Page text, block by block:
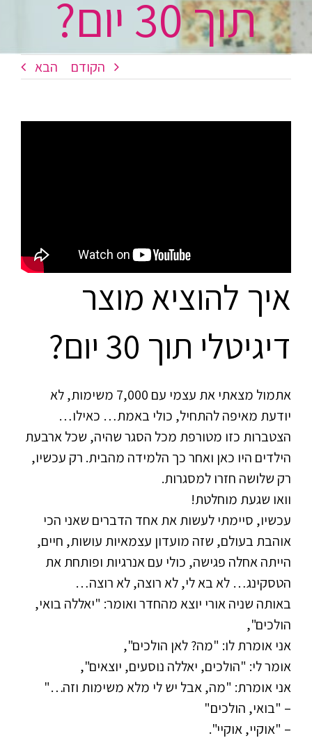
תוך 30 יום?
הקודם הבא
איך להוציא מוצר
דיגיטלי תוך 30 יום?
אתמול מצאתי את עצמי עם 7,000 משימות, לא
יודעת מאיפה להתחיל, כולי באמת… כאילו…
הצטברות כזו מטורפת מכל הסגר שהיה, שכל ארבעת
הילדים היו כאן ואחר כך הלמידה מהבית. רק עכשיו,
רק שלושה חזרו למסגרות.
וואו שגעת מוחלטת!
עכשיו, סיימתי לעשות את אחד הדברים שאני הכי
אוהבת בעולם, שזה מועדון עצמאיות עושות, חיים,
הייתה אחלה פגישה, כולי עם אנרגיות ופותחת את
הטסקינג… לא בא לי, לא רוצה, לא רוצה…
באותה שניה אורי יוצא מהחדר ואומר: "יאללה בואי,
הולכים",
אני אומרת לו: "מה? לאן הולכים",
אומר לי: "הולכים, יאללה נוסעים, יוצאים",
אני אומרת: "מה, אבל יש לי מלא משימות וזה…"
– "בואי, הולכים"
– "אוקיי, אוקיי".